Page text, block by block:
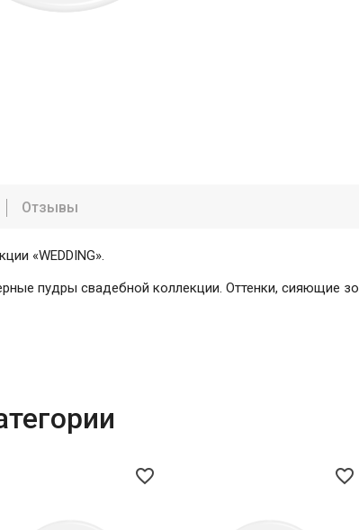
Отзывы
«WEDDING».
пудры свадебной коллекции. Оттенки, сияющие
favorite_border favorite_border